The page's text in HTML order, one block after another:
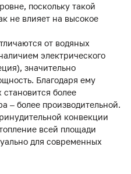
поскольку такой
не влияет на высокое
от водяных
электрического
значительно
Благодаря ему
более
– более производительной.
конвекции
всей площади
для современных